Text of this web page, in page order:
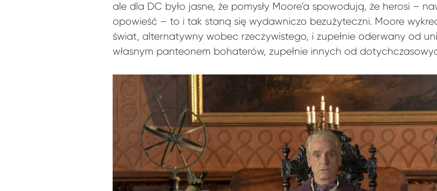
ale dla DC było jasne, że pomysły Moore’a spowodują, że herosi –
opowieść – to i tak staną się wydawniczo bezużyteczni. Moore
świat, alternatywny wobec rzeczywistego, i zupełnie oderwany od
własnym panteonem bohaterów, zupełnie innych od